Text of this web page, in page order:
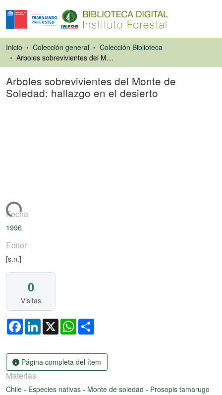
Inicio Colección general
Colección Biblioteca
Arboles sobrevivientes del Monte de Soledad: hallazgo en el desierto
Arboles sobrevivientes del Monte de
Soledad: hallazgo en el desierto
Fecha
1996
Editor
[s.n.]
0
Visitas
FacebookLinkedIn
X WhatsApp
Página completa del ítem
Materias
Chile - Especies nativas - Monte de soledad - Prosopis tamarugo